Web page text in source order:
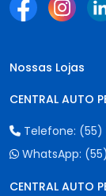
Nossas Lojas
CENTRAL AUTO
Telefone: (55)
WhatsApp:
CENTRAL AUTO